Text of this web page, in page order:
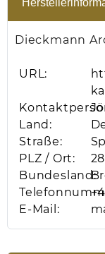
Dieckmann
URL:
Land:
Straße:
PLZ / Ort:
Bundesland:
E-Mail: